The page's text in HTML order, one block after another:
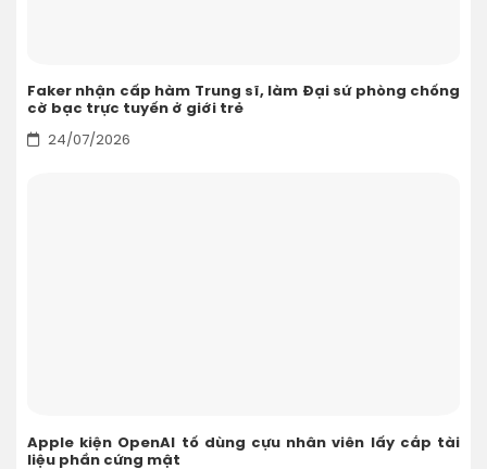
Faker nhận cấp hàm Trung sĩ, làm Đại sứ phòng chống
cờ bạc trực tuyến ở giới trẻ
24/07/2026
Apple kiện OpenAI tố dùng cựu nhân viên lấy cắp tài
liệu phần cứng mật